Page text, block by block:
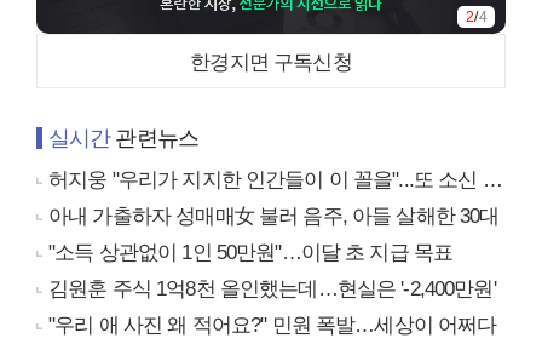
2/4
한경지면 구독신청
실시간관련뉴스
허지웅 "우리가 지지한 인간들이 이 꼴을"...또 소신 발언
아내 가출하자 성매매女 불러 음주, 아들 살해한 30대
"소득 상관없이 1인 50만원"…이달 초 지급 목표
김원훈 주식 1억8천 올인했는데…현실은 '-2,400만원'
"우리 애 사진 왜 적어요?" 민원 폭발…세상이 어쩌다